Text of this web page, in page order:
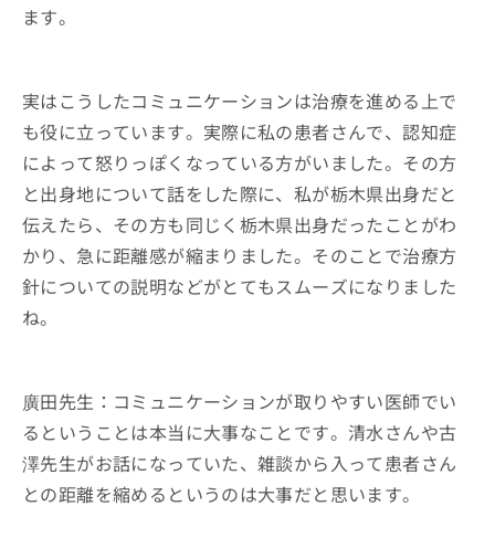
ます。
実はこうしたコミュニケーションは治療を進める上で
も役に立っています。実際に私の患者さんで、認知症
によって怒りっぽくなっている方がいました。その方
と出身地について話をした際に、私が栃木県出身だと
伝えたら、その方も同じく栃木県出身だったことがわ
かり、急に距離感が縮まりました。そのことで治療方
針についての説明などがとてもスムーズになりました
ね。
廣田先生：コミュニケーションが取りやすい医師でい
るということは本当に大事なことです。清水さんや古
澤先生がお話になっていた、雑談から入って患者さん
との距離を縮めるというのは大事だと思います。